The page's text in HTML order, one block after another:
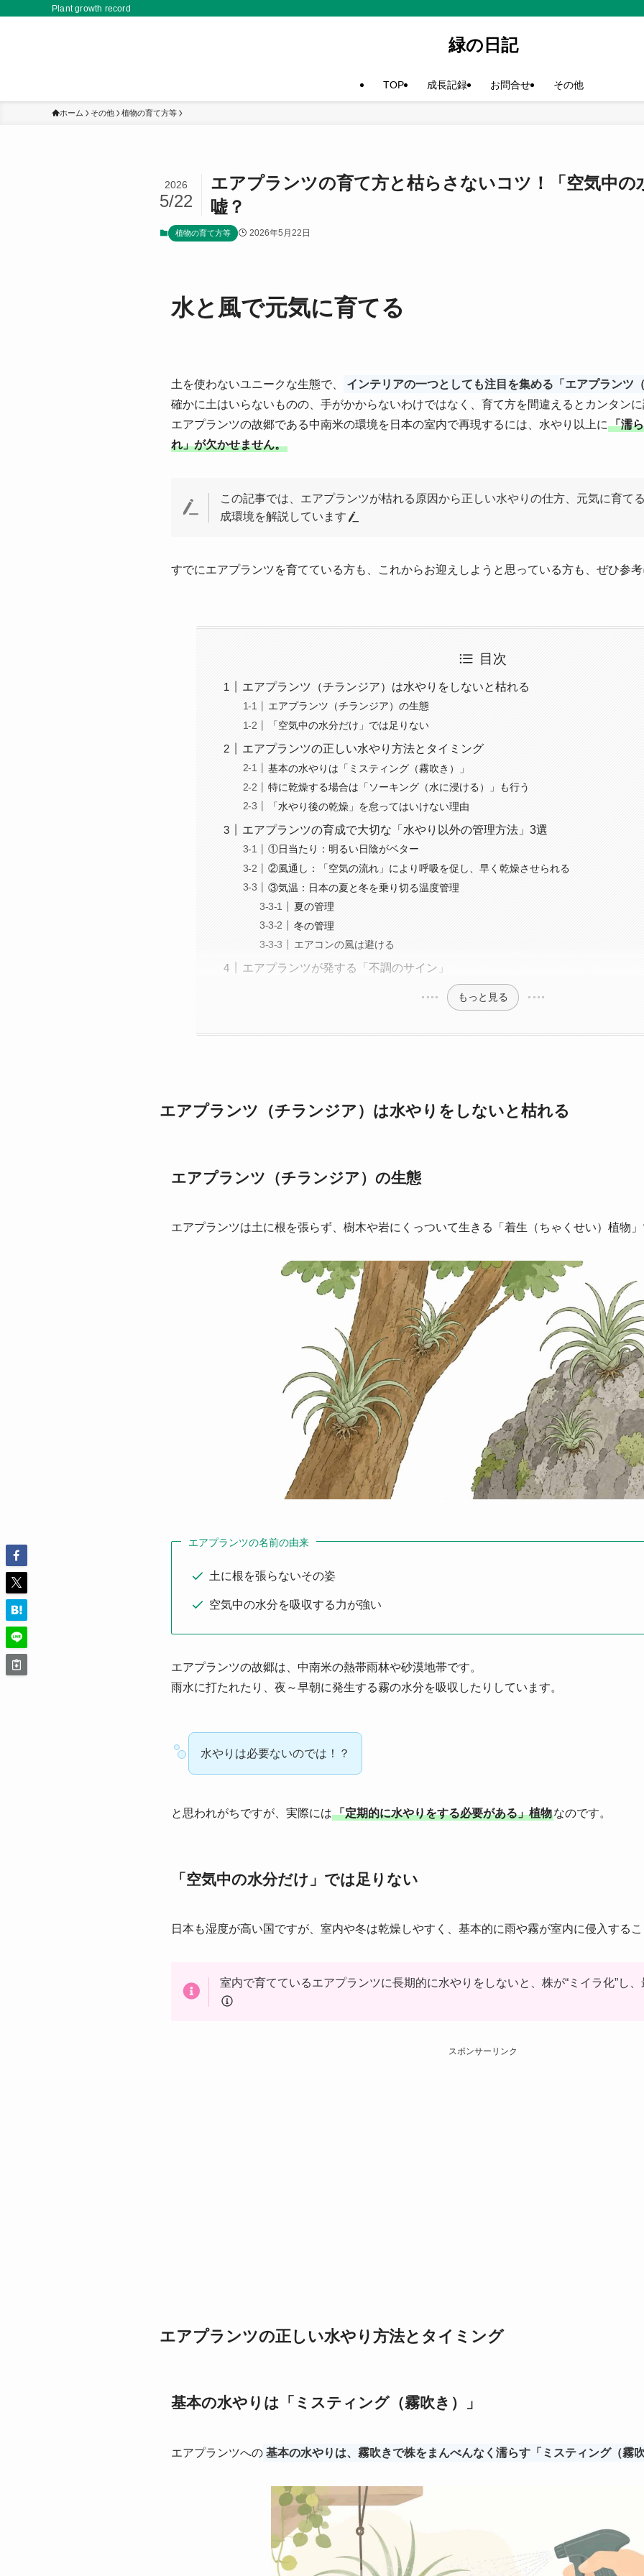
Plant growth record
緑の日記
TOP 成長記録 お問合せ その他
ホーム その他 植物の育て方等
エアプランツの育て方と枯らさないコツ！「空気中の
嘘？
2026
5/22
植物の育て方等 2026年5月22日
水と風で元気に育てる
土を使わないユニークな生態で、
インテリアの一つとしても注目を集める「エアプランツ
確かに土はいらないものの、手がかからないわけではなく、育て方を間違えるとカンタン
エアプランツの故郷である中南米の環境を日本の室内で再現するには、水やり以上に 「濡
れ」が欠かせません。
この記事では、エアプランツが枯れる原因から正しい水やりの仕方、元気に育て
成環境を解説しています
すでにエアプランツを育てている方も、これからお迎えしようと思っている方も、ぜひ参
目次
エアプランツ（チランジア）は水やりをしないと枯れる
エアプランツ（チランジア）の生態
「空気中の水分だけ」では足りない
エアプランツの正しい水やり方法とタイミング
基本の水やりは「ミスティング（霧吹き）」
特に乾燥する場合は「ソーキング（水に浸ける）」も行う
「水やり後の乾燥」を怠ってはいけない理由
エアプランツの育成で大切な「水やり以外の管理方法」3選
①日当たり：明るい日陰がベター
②風通し：「空気の流れ」により呼吸を促し、早く乾燥させられる
③気温：日本の夏と冬を乗り切る温度管理
夏の管理
冬の管理
エアコンの風は避ける
エアプランツが発する「不調のサイン」
もっと見る
エアプランツ（チランジア）は水やりをしないと枯れる
エアプランツ（チランジア）の生態
エアプランツは土に根を張らず、樹木や岩にくっついて生きる「着生（ちゃくせい）植物
エアプランツの名前の由来
土に根を張らないその姿
空気中の水分を吸収する力が強い
エアプランツの故郷は、中南米の熱帯雨林や砂漠地帯です。
雨水に打たれたり、夜～早朝に発生する霧の水分を吸収したりしています。
水やりは必要ないのでは！？
と思われがちですが、実際には「定期的に水やりをする必要がある」植物なのです。
「空気中の水分だけ」では足りない
日本も湿度が高い国ですが、室内や冬は乾燥しやすく、基本的に雨や霧が室内に侵入する
室内で育てているエアプランツに長期的に水やりをしないと、株が“ミイラ化”し
スポンサーリンク
エアプランツの正しい水やり方法とタイミング
基本の水やりは「ミスティング（霧吹き）」
エアプランツへの 基本の水やりは、霧吹きで株をまんべんなく濡らす「ミスティング（霧